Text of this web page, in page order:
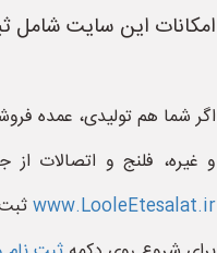
امکانات این سایت شامل
اگر شما هم تولیدی، عمده
و غیره، فلنج و اتصالات
www.LooleEtesalat.ir